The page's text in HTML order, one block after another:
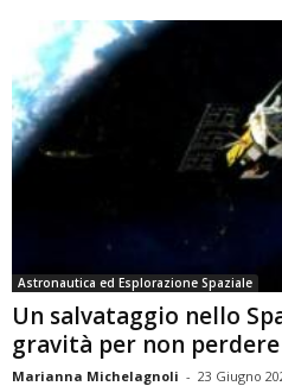
Astronautica ed Esplorazione Spaziale
Un salvataggio nello
gravità per non
Marianna Michelagnoli - 23 Giugno